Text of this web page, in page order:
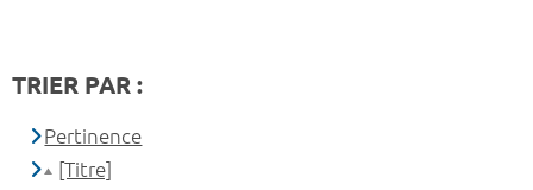
TRIER PAR :
Pertinence
[Titre]